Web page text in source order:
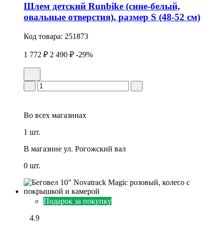
Шлем детский Runbike (сине-белый,
овальные отверстия), размер S (48-52 см)
Код товара: 251873
1 772 ₽ 2 490 ₽ -29%
Во всех магазинах
1 шт.
В магазине ул. Рогожский вал
0 шт.
Подарок за покупку
4.9